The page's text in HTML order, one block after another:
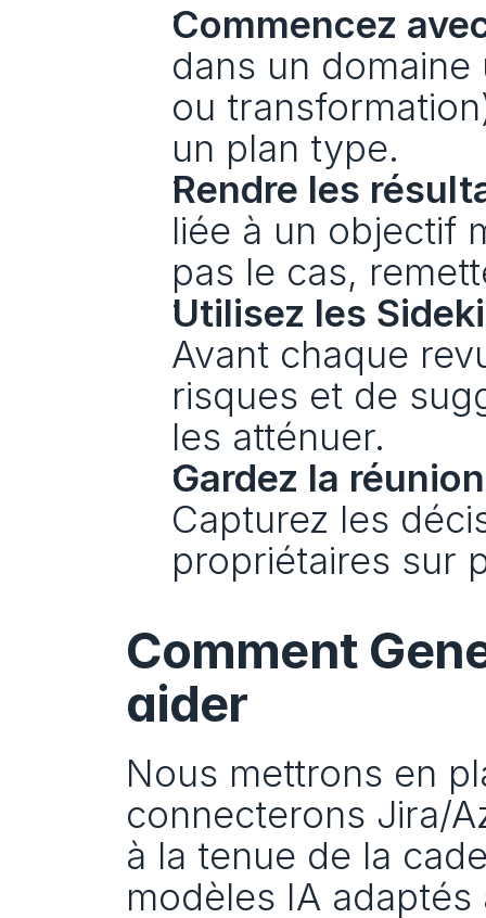
Commencez
dans un
ou
un plan type.
Rendre les
liée à un objectif
pas le cas,
Utilisez les
Avant chaque
risques et de
les atténuer.
Gardez la
Capturez les
propriétaires sur
Comment
aider
Nous mettrons en
connecterons Jira/
à la tenue de la
modèles IA